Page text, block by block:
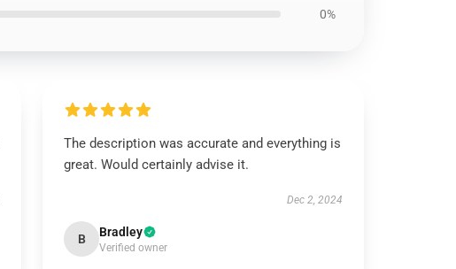
0%
The description was accurate and everything is
great. Would certainly advise it.
Dec 2, 2024
B Bradley
Verified owner